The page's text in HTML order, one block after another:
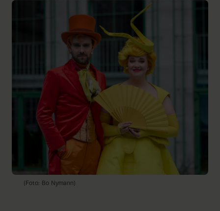
(Foto: Bo Nymann)